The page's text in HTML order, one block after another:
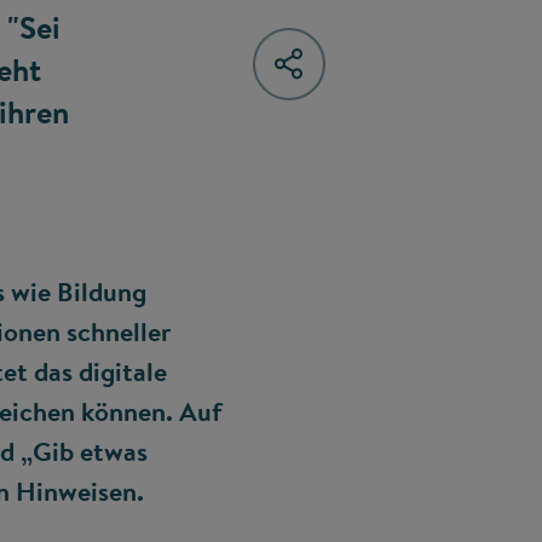
wie Bildung
schneller
das digitale
können. Auf
„Gib etwas
Hinweisen.